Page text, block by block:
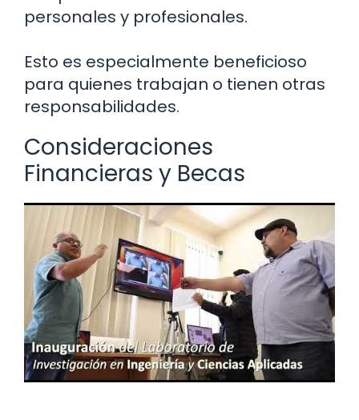
personales y profesionales.
Esto es especialmente beneficioso
para quienes trabajan o tienen otras
responsabilidades.
Consideraciones
Financieras y Becas